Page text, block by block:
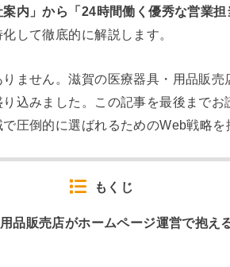
内」から「24時間働く優秀な営業
して徹底的に解説します。
ません。滋賀の医療器具・用品販
込みました。この記事を最後まで
圧倒的に選ばれるためのWeb戦略を
もくじ
品販売店がホームページ運営で抱え